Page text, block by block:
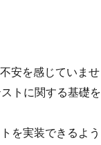
安を感じていませ
トに関する基礎を
を実装できるよう